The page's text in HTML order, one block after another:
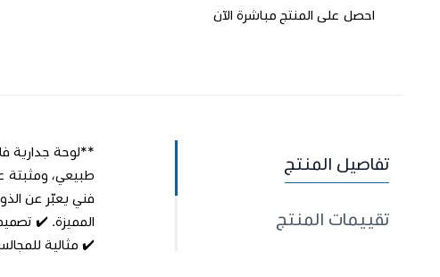
احصل على المنتج مباشرة الآن
تفاصيل المنتج
تقييمات المنتج
فني يعبّر عن
✔️ مثالية